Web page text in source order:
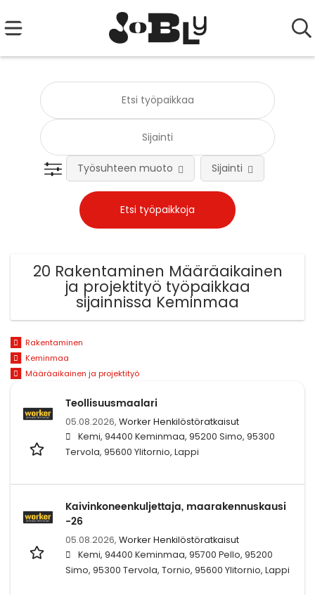
Työsuhteen muoto Sijainti
20 Rakentaminen Määräaikainen
ja projektityö työpaikkaa
sijainnissa Keminmaa
Rakentaminen
Keminmaa
Määräaikainen ja projektityö
Teollisuusmaalari
05.08.2026, Worker Henkilöstöratkaisut
Kemi, 94400 Keminmaa, 95200 Simo, 95300
Tervola, 95600 Ylitornio, Lappi
Kaivinkoneenkuljettaja, maarakennuskausi
-26
05.08.2026, Worker Henkilöstöratkaisut
Kemi, 94400 Keminmaa, 95700 Pello, 95200
Simo, 95300 Tervola, Tornio, 95600 Ylitornio, Lappi